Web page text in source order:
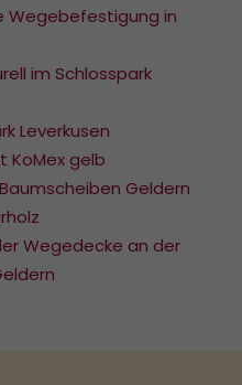
Wegebefestigung in
im Schlosspark
Leverkusen
KoMex gelb
Geldern
Wegedecke an der